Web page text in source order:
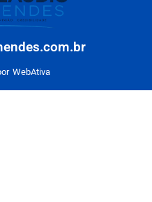
WebAtiva